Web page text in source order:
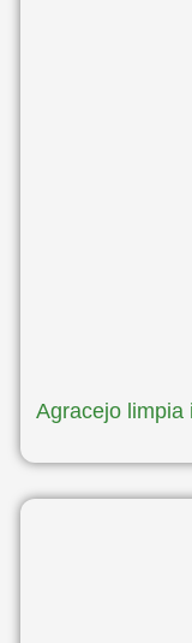
Agracejo limpia